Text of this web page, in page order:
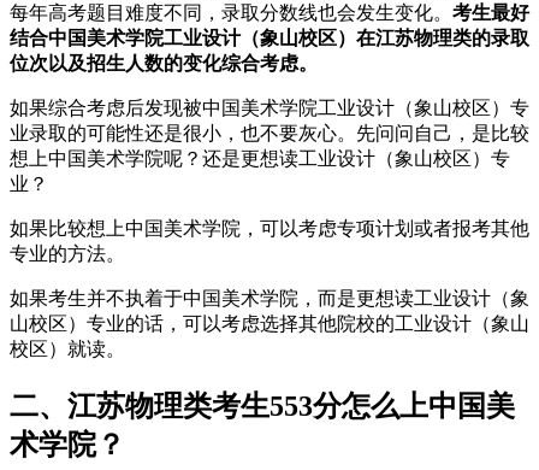
每年高考题目难度不同，录取分数线也会发生变化。 考生最好
结合中国美术学院工业设计（象山校区）在江苏物理类的录取
位次以及招生人数的变化综合考虑。
如果综合考虑后发现被中国美术学院工业设计（象山校区）专
业录取的可能性还是很小，也不要灰心。先问问自己，是比较
想上中国美术学院呢？还是更想读工业设计（象山校区）专
业？
如果比较想上中国美术学院，可以考虑专项计划或者报考其他
专业的方法。
如果考生并不执着于中国美术学院，而是更想读工业设计（象
山校区）专业的话，可以考虑选择其他院校的工业设计（象山
校区）就读。
二、江苏物理类考生553分怎么上中国美
术学院？